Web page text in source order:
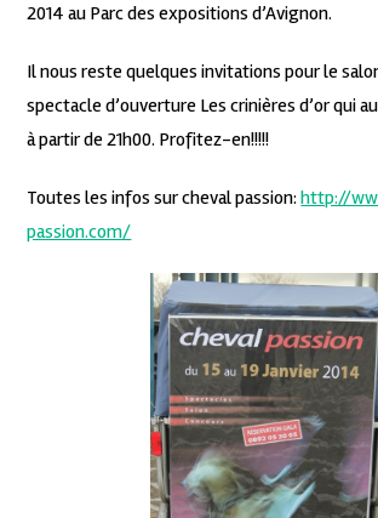
2014 au Parc des expositions d’Avignon.
Il nous reste quelques invitations pour le
spectacle d’ouverture Les crinières d’or qui
à partir de 21h00. Profitez-en!!!!!
Toutes les infos sur cheval passion:http://
passion.com/